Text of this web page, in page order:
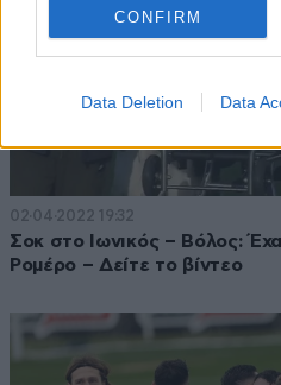
CONFIRM
Data Deletion Data
02·04·2022 19:32
Σοκ στο Ιωνικός – Βόλος:
Ρομέρο – Δείτε το βίντεο